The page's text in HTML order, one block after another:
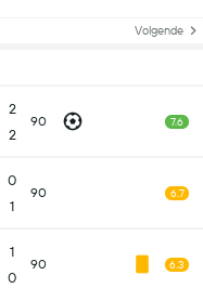
Volgende
2
2
90 7.6
0
1
90 6.7
1
0
90 6.3